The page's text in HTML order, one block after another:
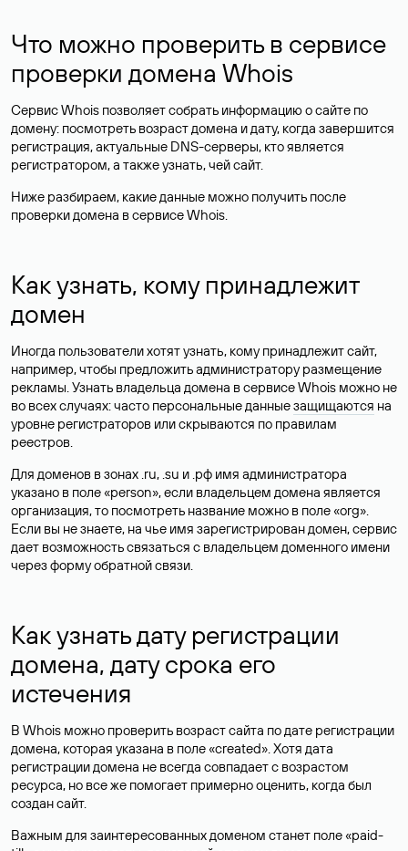
Что можно проверить в сервисе
проверки домена Whois
Сервис Whois позволяет собрать информацию о сайте по
домену: посмотреть возраст домена и дату, когда завершится
регистрация, актуальные DNS-серверы, кто является
регистратором, а также узнать, чей сайт.
Ниже разбираем, какие данные можно получить после
проверки домена в сервисе Whois.
Как узнать, кому принадлежит
домен
Иногда пользователи хотят узнать, кому принадлежит сайт,
например, чтобы предложить администратору размещение
рекламы. Узнать владельца домена в сервисе Whois можно не
во всех случаях: часто персональные данныезащищаются на
уровне регистраторов или скрываются по правилам
реестров.
Для доменов в зонах .ru, .su и .рф имя администратора
указано в поле «person», если владельцем домена является
организация, то посмотреть название можно в поле «org».
Если вы не знаете, на чье имя зарегистрирован домен, сервис
дает возможность связаться с владельцем доменного имени
через форму обратной связи.
Как узнать дату регистрации
домена, дату срока его
истечения
В Whois можно проверить возраст сайта по дате регистрации
домена, которая указана в поле «created». Хотя дата
регистрации домена не всегда совпадает с возрастом
ресурса, но все же помогает примерно оценить, когда был
создан сайт.
Важным для заинтересованных доменом станет поле «paid-